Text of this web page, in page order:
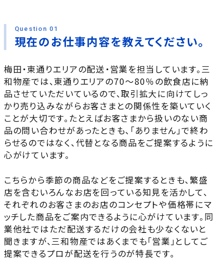
Question 01
現在のお仕事内容を教えてください。
梅田・東通りエリアの配送・営業を担当しています。三
和物産では、東通りエリアの70～80％の飲食店に納
品させていただいているので、取引拡大に向けてしっ
かり売り込みながらお客さまとの関係性を築いていく
ことが大切です。たとえばお客さまから扱いのない商
品の問い合わせがあったときも、「ありません」で終わ
らせるのではなく、代替となる商品をご提案するように
心がけています。
こちらから季節の商品などをご提案するときも、繁盛
店を含むいろんなお店を回っている知見を活かして、
それぞれのお客さまのお店のコンセプトや価格帯にマ
ッチした商品をご案内できるように心がけています。同
業他社ではただ配送するだけの会社も少なくないと
聞きますが、三和物産ではあくまでも「営業」としてご
提案できるプロが配送を行うのが特長です。